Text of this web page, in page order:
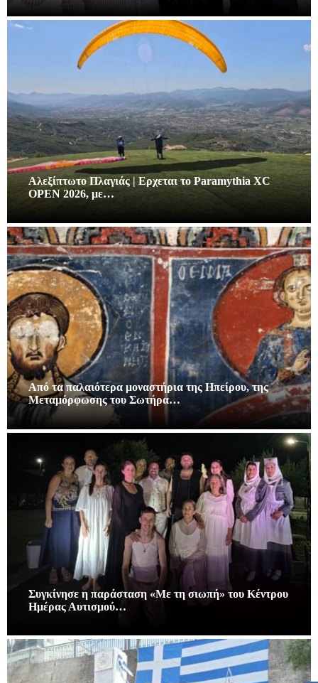
Αλεξίπτωτο Πλαγιάς | Ερχεται το Paramythia XC
OPEN 2026, με…
Από τα παλαιότερα μοναστήρια της Ηπείρου, της
Μεταμόρφωσης του Σωτήρα…
Συγκίνησε η παράσταση «Με τη σιωπή» του Κέντρου
Ημέρας Αυτισμού…